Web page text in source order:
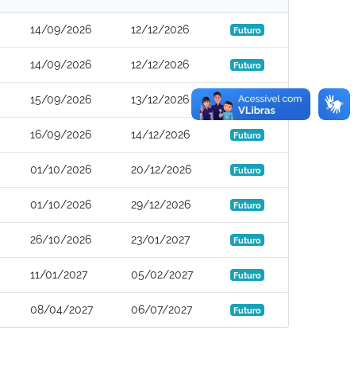
14/09/2026 12/12/2026 Futuro
14/09/2026 12/12/2026 Futuro
15/09/2026 13/12/2026 Futuro
16/09/2026 14/12/2026 Futuro
01/10/2026 20/12/2026 Futuro
01/10/2026 29/12/2026 Futuro
26/10/2026 23/01/2027 Futuro
11/01/2027 05/02/2027 Futuro
08/04/2027 06/07/2027 Futuro